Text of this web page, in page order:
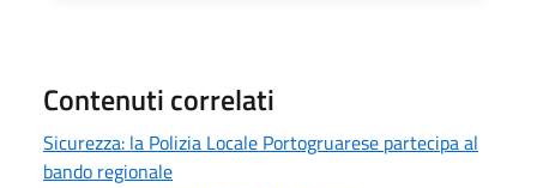
Contenuti correlati
Sicurezza: la Polizia Locale Portogruarese partecipa al
bando regionale